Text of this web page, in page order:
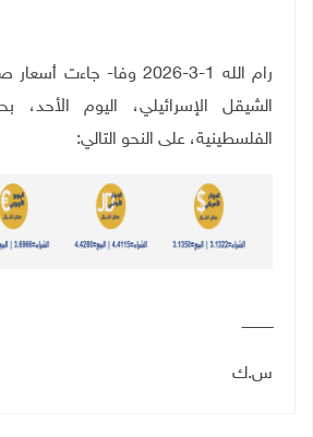
رام الله 1-3-2026 وفا-
الشيقل الإسرائيلي، اليوم
الفلسطينية، على النحو التالي:
ــــــــــــــ
س.ك